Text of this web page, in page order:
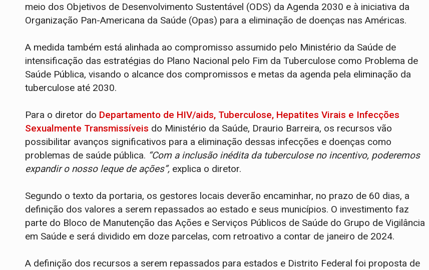
meio dos Objetivos de Desenvolvimento Sustentável (ODS) da Agenda 2030 e à iniciativa da
Organização Pan-Americana da Saúde (Opas) para a eliminação de doenças nas Américas.
A medida também está alinhada ao compromisso assumido pelo Ministério da Saúde de
intensificação das estratégias do Plano Nacional pelo Fim da Tuberculose como Problema de
Saúde Pública, visando o alcance dos compromissos e metas da agenda pela eliminação da
tuberculose até 2030.
Para o diretor do Departamento de HIV/aids, Tuberculose, Hepatites Virais e Infecções
Sexualmente Transmissíveis do Ministério da Saúde, Draurio Barreira, os recursos vão
possibilitar avanços significativos para a eliminação dessas infecções e doenças como
problemas de saúde pública. “Com a inclusão inédita da tuberculose no incentivo, poderemos
expandir o nosso leque de ações”, explica o diretor.
Segundo o texto da portaria, os gestores locais deverão encaminhar, no prazo de 60 dias, a
definição dos valores a serem repassados ao estado e seus municípios. O investimento faz
parte do Bloco de Manutenção das Ações e Serviços Públicos de Saúde do Grupo de Vigilância
em Saúde e será dividido em doze parcelas, com retroativo a contar de janeiro de 2024.
A definição dos recursos a serem repassados para estados e Distrito Federal foi proposta de